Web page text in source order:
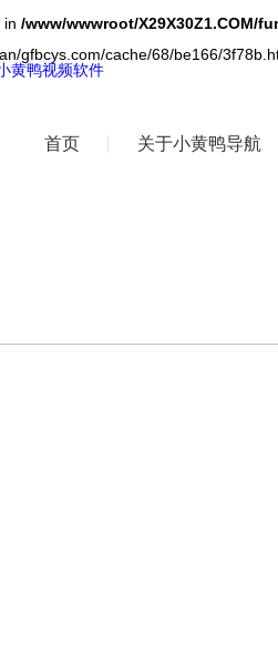
in /www/wwwroot/X29X30Z1.COM/
gfbcys.com/cache/68/be166/
黄鸭视频软件
首页 关于小黄鸭导航